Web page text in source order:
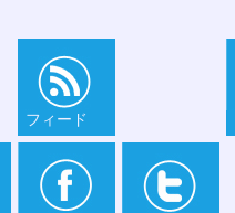
フィード